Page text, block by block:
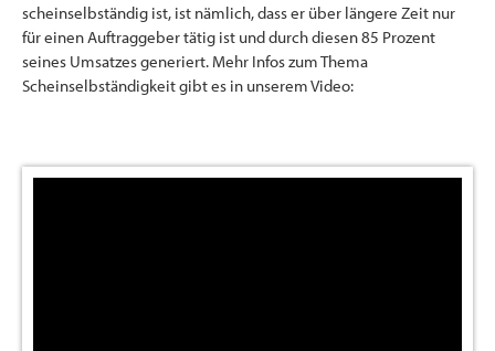
scheinselbständig ist, ist nämlich, dass er über längere Zeit nur
für einen Auftraggeber tätig ist und durch diesen 85 Prozent
seines Umsatzes generiert. Mehr Infos zum Thema
Scheinselbständigkeit gibt es in unserem Video: